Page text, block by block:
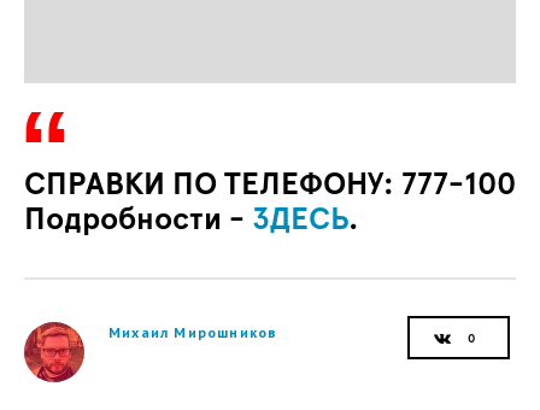
СПРАВКИ ПО ТЕЛЕФОНУ: 777-100
Подробности - ЗДЕСЬ.
Михаил Мирошников